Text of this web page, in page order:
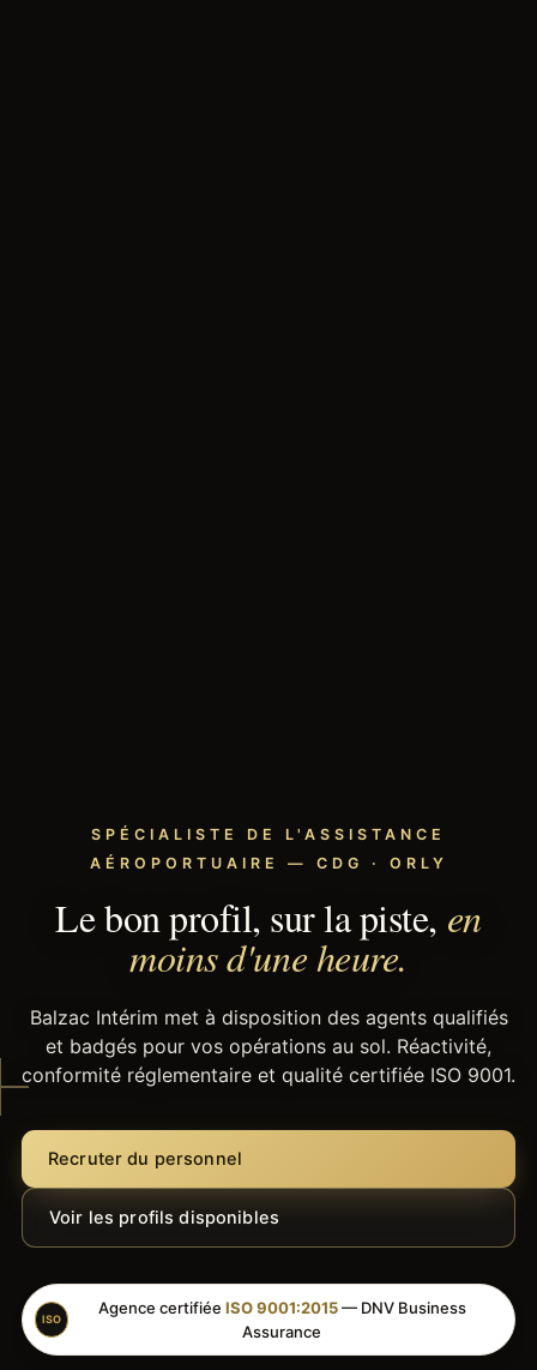
SPÉCIALISTE DE L'ASSISTANCE
AÉROPORTUAIRE — CDG · ORLY
Le bon profil, sur la piste, en
moins d'une heure.
Balzac Intérim met à disposition des agents qualifiés
et badgés pour vos opérations au sol. Réactivité,
conformité réglementaire et qualité certifiée ISO 9001.
Recruter du personnel
Voir les profils disponibles
ISO
Agence certifiée ISO 9001:2015— DNV Business
Assurance